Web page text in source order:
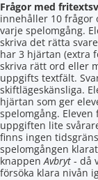
Frågor med
innehåller 10 frågor
varje spelomgång.
skriva det rätta
har 3 hjärtan (extra
skriva rätt ord eller
uppgifts textfält.
skiftlägeskänsliga.
hjärtan som ger
spelomgång.
uppgiften lite
finns ingen
spelomgången
knappenAvbryt - då
försöka klara nivån